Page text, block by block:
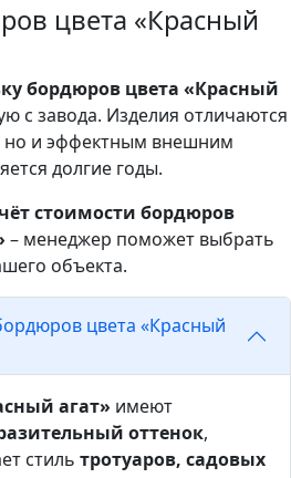
цвета «Красный
бордюров цвета «Красный
с завода. Изделия отличаются
но и эффектным внешним
долгие годы.
стоимости бордюров
– менеджер поможет выбрать
объекта.
цвета «Красный
агат» имеют
оттенок,
стиль тротуаров, садовых